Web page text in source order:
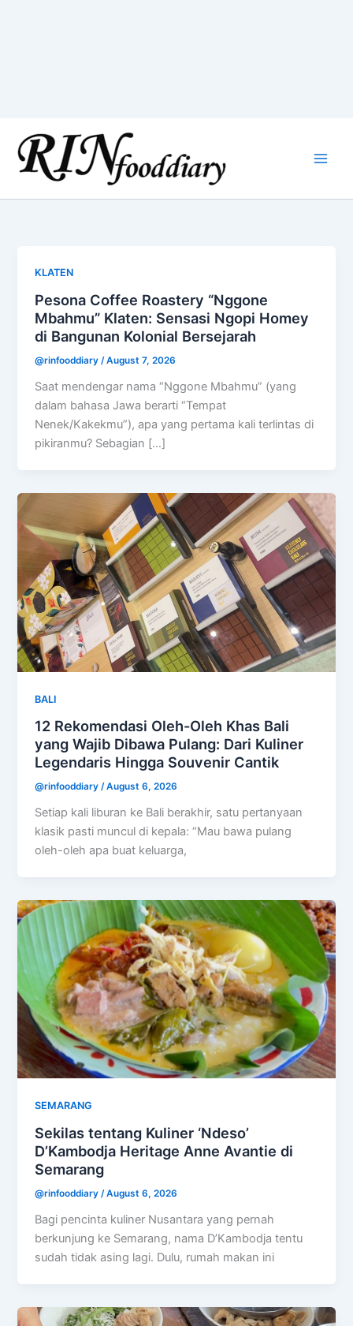
content
KLATEN
Pesona Coffee Roastery “Nggone
Mbahmu” Klaten: Sensasi Ngopi Homey
di Bangunan Kolonial Bersejarah
@rinfooddiary/August 7, 2026
Saat mendengar nama “Nggone Mbahmu” (yang
dalam bahasa Jawa berarti “Tempat
Nenek/Kakekmu”), apa yang pertama kali terlintas di
pikiranmu? Sebagian […]
BALI
12 Rekomendasi Oleh-Oleh Khas Bali
yang Wajib Dibawa Pulang: Dari Kuliner
Legendaris Hingga Souvenir Cantik
@rinfooddiary/August 6, 2026
Setiap kali liburan ke Bali berakhir, satu pertanyaan
klasik pasti muncul di kepala: “Mau bawa pulang
oleh-oleh apa buat keluarga,
SEMARANG
Sekilas tentang Kuliner ‘Ndeso’
D’Kambodja Heritage Anne Avantie di
Semarang
@rinfooddiary/August 6, 2026
Bagi pencinta kuliner Nusantara yang pernah
berkunjung ke Semarang, nama D’Kambodja tentu
sudah tidak asing lagi. Dulu, rumah makan ini